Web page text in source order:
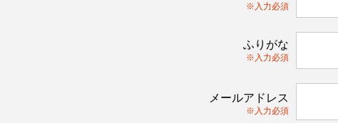
※入力必須
ふりがな
※入力必須
メールアドレス
※入力必須